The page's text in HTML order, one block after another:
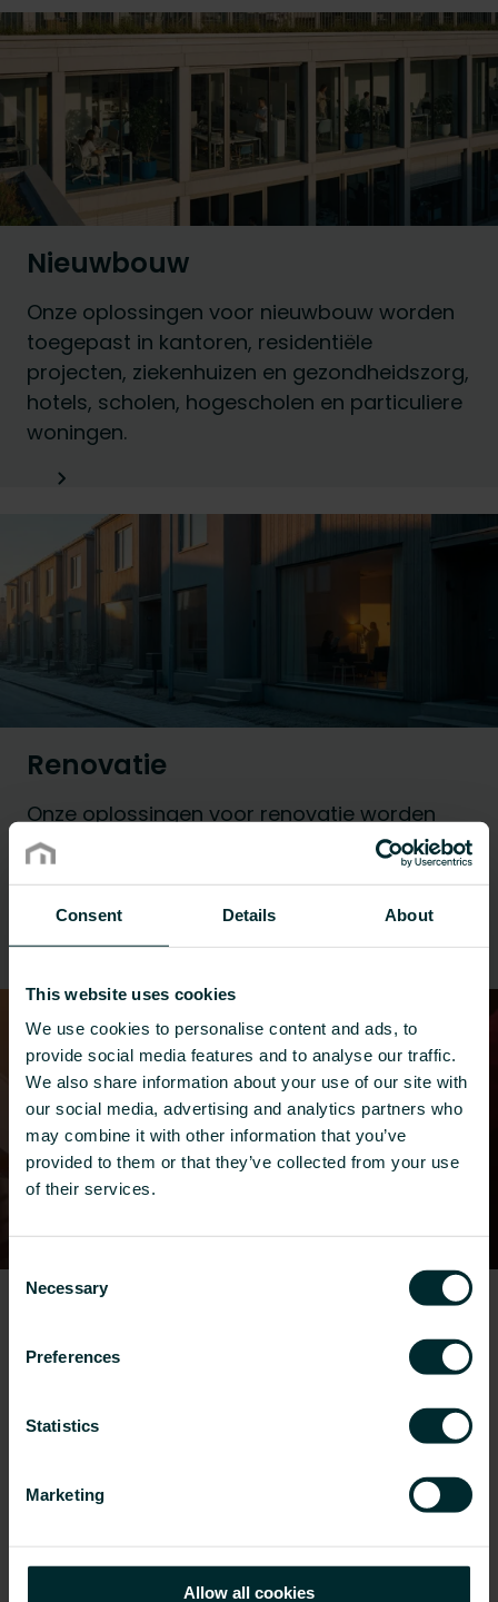
Consent Details About
This website uses cookies
We use cookies to personalise content and ads, to
provide social media features and to analyse our traffic.
We also share information about your use of our site with
our social media, advertising and analytics partners who
may combine it with other information that you’ve
provided to them or that they’ve collected from your use
of their services.
Consent
Selection
Necessary
Preferences
Statistics
Marketing
Allow all cookies
Nieuwbouw
Onze oplossingen voor nieuwbouw worden
toegepast in kantoren, residentiële
projecten, ziekenhuizen en gezondheidszorg,
hotels, scholen, hogescholen en particuliere
woningen.
Renovatie
Onze oplossingen voor renovatie worden
toegepast in kantoren, residentiële
projecten, ziekenhuizen en gezondheidszorg,
hotels, scholen, hogescholen en particuliere
We hebben deze 10 verbintenissen opgesteld
als onze referentiepunten tijdens onze reis om
duurzaamheid in elk deel van ons bedrijf te
Onze 10 beloften